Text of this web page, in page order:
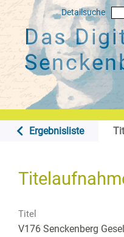
Detailsuche
Das
Ergebnisliste
Titel
V176 Senckenberg